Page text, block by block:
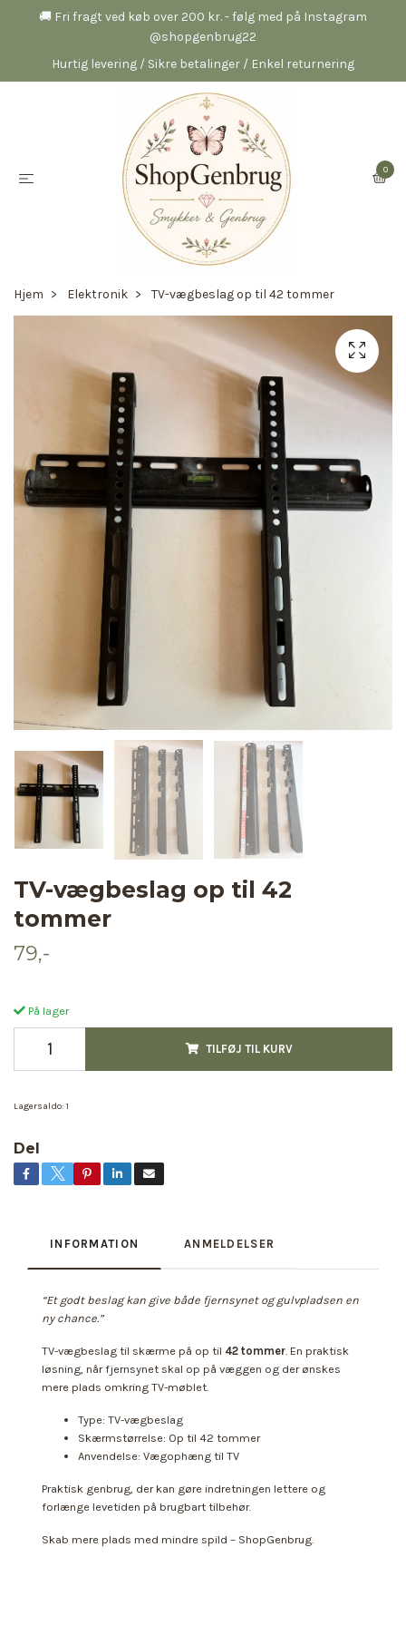
🚚 Fri fragt ved køb over 200 kr. - følg med på Instagram
@shopgenbrug22
Hurtig levering / Sikre betalinger / Enkel returnering
0
Hjem Elektronik TV-vægbeslag op til 42 tommer
TV-vægbeslag op til 42
tommer
79,-
På lager
TILFØJ TIL KURV
Lagersaldo: 1
Del
INFORMATION ANMELDELSER
“Et godt beslag kan give både fjernsynet og gulvpladsen en
ny chance.”
TV-vægbeslag til skærme på op til 42 tommer . En praktisk
løsning, når fjernsynet skal op på væggen og der ønskes
mere plads omkring TV-møblet.
Type: TV-vægbeslag
Skærmstørrelse: Op til 42 tommer
Anvendelse: Vægophæng til TV
Praktisk genbrug, der kan gøre indretningen lettere og
forlænge levetiden på brugbart tilbehør.
Skab mere plads med mindre spild – ShopGenbrug.